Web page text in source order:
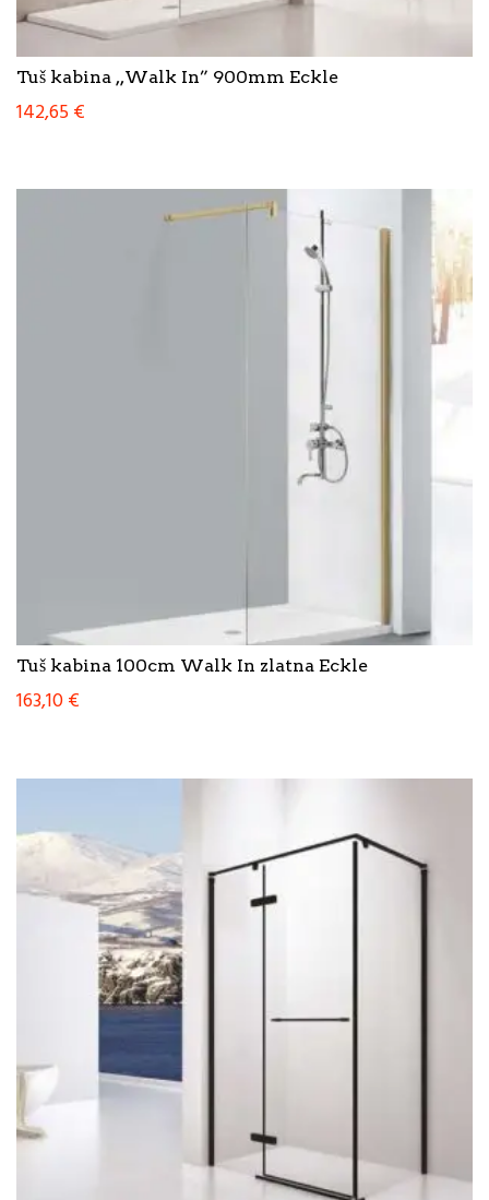
Tuš kabina ,,Walk In” 900mm Eckle
142,65€
Tuš kabina 100cm Walk In zlatna Eckle
163,10€